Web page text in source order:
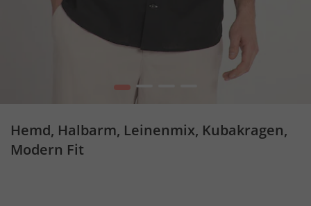
1
Hemd, Halbarm, Leinenmix, Kubakragen,
Modern Fit